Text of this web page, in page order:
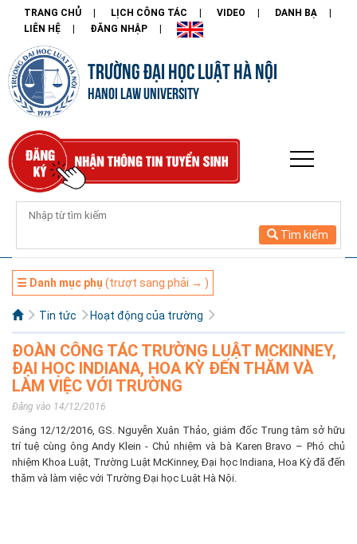
TRANG CHỦ LỊCH CÔNG TÁC VIDEO
DANH BẠ
LIÊN HỆ
ĐĂNG NHẬP
TRƯỜNG ĐẠI HỌC LUẬT HÀ NỘI
HANOI LAW UNIVERSITY
Tìm kiếm
☰ Danh mục phụ (trượt sang phải → )
Tin tức Hoạt động của trường
ĐOÀN CÔNG TÁC TRƯỜNG LUẬT MCKINNEY,
ĐẠI HỌC INDIANA, HOA KỲ ĐẾN THĂM VÀ
LÀM VIỆC VỚI TRƯỜNG
Đăng vào 14/12/2016
Sáng 12/12/2016, GS. Nguyễn Xuân Thảo, giám đốc Trung tâm sở hữu
trí tuệ cùng ông Andy Klein - Chủ nhiệm và bà Karen Bravo – Phó chủ
nhiệm Khoa Luật, Trường Luật McKinney, Đại học Indiana, Hoa Kỳ đã đến
thăm và làm việc với Trường Đại học Luật Hà Nội.